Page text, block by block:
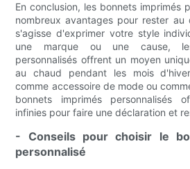
En conclusion, les bonnets imprimés
nombreux avantages pour rester au
s'agisse d'exprimer votre style
une marque ou une cause,
personnalisés offrent un moyen
au chaud pendant les mois
comme accessoire de mode ou
bonnets imprimés personnalisés
infinies pour faire une déclaration et
- Conseils pour choisir le
personnalisé